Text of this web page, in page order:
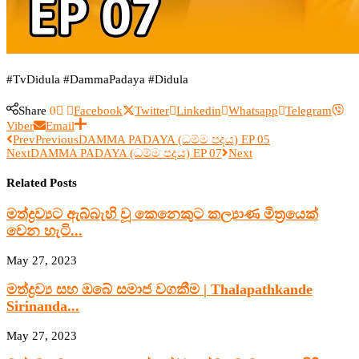
#TvDidula #DammaPadaya #Didula
Share 0 Facebook Twitter Linkedin Whatsapp
Telegram
Viber
Email
PrevPreviousDAMMA PADAYA (ධම්ම පදය) EP 05
NextDAMMA PADAYA (ධම්ම පදය) EP 07 Next
Related Posts
මත්ද්‍රව්‍යට ඇබ්බැහි වූ කෙනෙකුට කල්‍යාණ මිත්‍රයෙක්
වෙන හැටි...
May 27, 2023
මත්ද්‍රව්‍ය සහ ඔබේ සමාජ වගකීම | Thalapathkande
Sirinanda...
May 27, 2023